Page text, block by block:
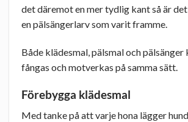
det däremot en mer tydlig kant så är
en pälsängerlarv som varit framme.
Både klädesmal, pälsmal och pälsänger
fångas och motverkas på samma sätt.
Förebygga klädesmal
Med tanke på att varje hona lägger